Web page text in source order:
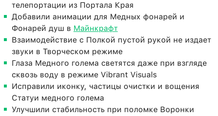
телепортации из Портала Края
Добавили анимации для Медных фонарей и
Фонарей душ в Майнкрафт
Взаимодействие с Полкой пустой рукой не издает
звуки в Творческом режиме
Глаза Медного голема светятся даже при взгляде
сквозь воду в режиме Vibrant Visuals
Исправили иконку, частицы очистки и вощения
Статуи медного голема
Улучшили стабильность при поломке Воронки